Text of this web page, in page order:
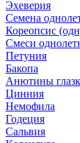
Эхеверия
Семена
Кореопсис
Смеси
Петуния
Бакопа
Анютины
Цинния
Немофила
Годеция
Сальвия